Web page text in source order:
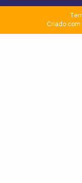
Criado com